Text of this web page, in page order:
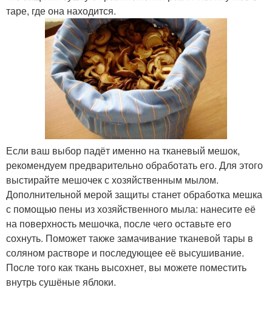
таре, где она находится.
Если ваш выбор падёт именно на тканевый мешок,
рекомендуем предварительно обработать его. Для этого
выстирайте мешочек с хозяйственным мылом.
Дополнительной мерой защиты станет обработка мешка
с помощью пены из хозяйственного мыла: нанесите её
на поверхность мешочка, после чего оставьте его
сохнуть. Поможет также замачивание тканевой тары в
соляном растворе и последующее её высушивание.
После того как ткань высохнет, вы можете поместить
внутрь сушёные яблоки.